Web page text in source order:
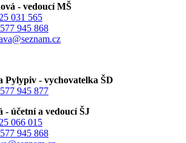
- vedoucí MŠ
031 565
945 868
Pylypiv - vychovatelka ŠD
945 877
- účetní a vedoucí ŠJ
066 015
945 868